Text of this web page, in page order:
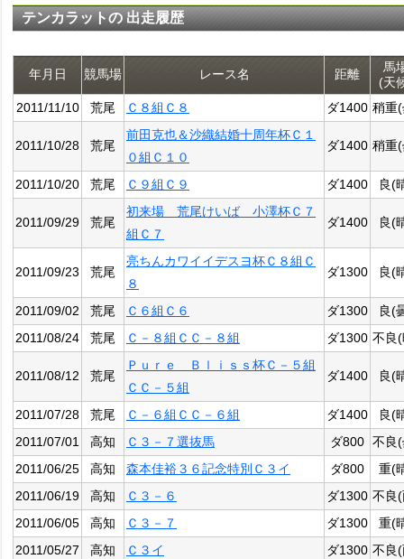
テンカラットの 出走履歴
年月日 競馬場 レース名 距離
馬
(天
2011/11/10
荒尾 Ｃ８組Ｃ８ ダ1400 稍重
2011/10/28 荒尾
前田克也＆沙織結婚十周年杯Ｃ１
０組Ｃ１０
ダ1400 稍重
2011/10/20 荒尾 Ｃ９組Ｃ９ ダ1400 良(
2011/09/29 荒尾
初来場 荒尾けいば 小澤杯Ｃ７
組Ｃ７
ダ1400 良(
2011/09/23 荒尾
亮ちんカワイイデスヨ杯Ｃ８組Ｃ
８
ダ1300 良(
2011/09/02 荒尾 Ｃ６組Ｃ６ ダ1300
良(
2011/08/24
荒尾 Ｃ－８組ＣＣ－８組 ダ1300 不良
2011/08/12 荒尾
Ｐｕｒｅ Ｂｌｉｓｓ杯Ｃ－５組
ＣＣ－５組
ダ1400 良(
2011/07/28 荒尾 Ｃ－６組ＣＣ－６組 ダ1400
良(
2011/07/01
高知 Ｃ３－７選抜馬 ダ800 不良
2011/06/25
高知 森本佳裕３６記念特別Ｃ３イ ダ800
重(
2011/06/19
高知 Ｃ３－６ ダ1300 不良
2011/06/05
高知 Ｃ３－７ ダ1300
重(
2011/05/27
高知 Ｃ３イ ダ1300 不良